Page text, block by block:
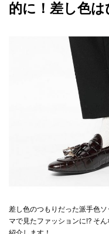
的に！差し色
差し色のつもりだった派手色
マで見たファッションに⁉ そ